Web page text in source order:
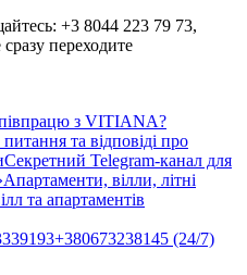
+3 8044 223 79 73,
переходите
з VITIANA?
та відповіді про
Секретний Telegram-канал для
Апартаменти, вілли, літні
та апартаментів
+380673238145 (24/7)